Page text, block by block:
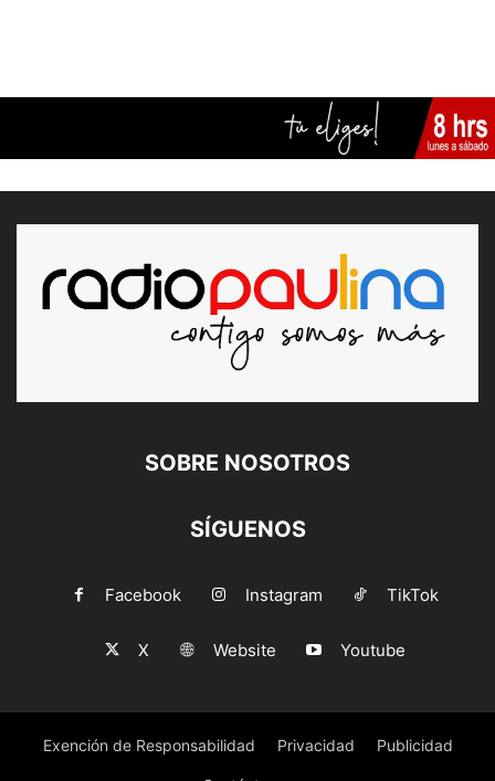
SOBRE NOSOTROS
SÍGUENOS
Facebook Instagram TikTok
X Website Youtube
Exención de Responsabilidad Privacidad Publicidad